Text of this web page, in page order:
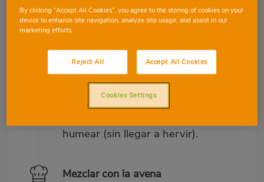
saludable, nutritivo y delicioso, que nos
brindará energía y buen humor durante
toda la mañana.
Calentar la horchata de chufa
Calentar 250 ml de horchata
de chufa en un cazo hasta que
humear (sin llegar a hervir).
Mezclar con la avena
By clicking “Accept All Cookies”, you agree to the storing of cookies on your
device to enhance site navigation, analyze site usage, and assist in our
marketing efforts.
Reject All Accept All Cookies
Cookies Settings